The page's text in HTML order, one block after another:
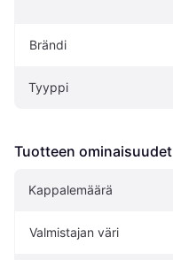
Brändi
Tyyppi
Tuotteen ominaisuudet
Kappalemäärä
Valmistajan väri